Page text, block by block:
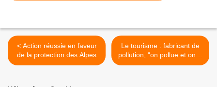
< Action réussie en faveur
de la protection des Alpes
Le tourisme : fabricant de
pollution, "on pollue et on le
fait bien" >